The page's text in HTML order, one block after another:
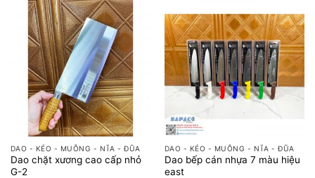
DAO - KÉO - MUỖNG - NĨA - ĐŨA
Dao chặt xương cao cấp nhỏ
G-2
DAO - KÉO - MUỖNG - NĨA - ĐŨA
Dao bếp cán nhựa 7 màu hiệu
east